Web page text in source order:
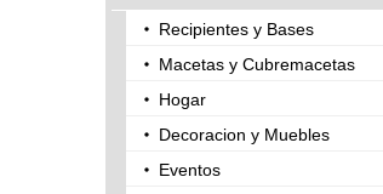
Recipientes y Bases
Macetas y Cubremacetas
Hogar
Decoracion y Muebles
Eventos